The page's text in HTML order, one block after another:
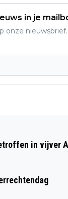
in je
onze nieuwsbrief.
BOEREN,
in vijver